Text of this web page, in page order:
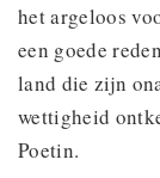
het argeloos
een goede
land die zijn
wettigheid
Poetin.